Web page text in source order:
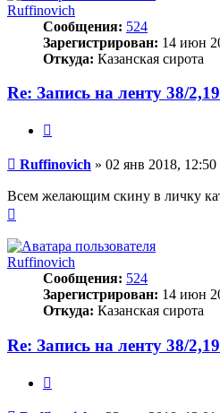
Ruffinovich
Сообщения: 524
Зарегистрирован: 14 июн
Откуда: Казанская сирота
Re: Запись на ленту 38/
Сообщение
Ruffinovich » 02 янв 2018, 12:50
Всем желающим скину в личку
началу
Ruffinovich
Сообщения: 524
Зарегистрирован: 14 июн
Откуда: Казанская сирота
Re: Запись на ленту 38/